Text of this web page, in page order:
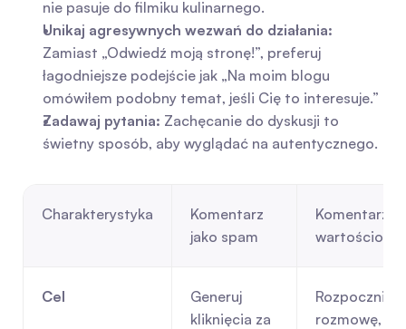
nie pasuje do filmiku kulinarnego.
Unikaj agresywnych wezwań do działania:
Zamiast „Odwiedź moją stronę!”, preferuj
łagodniejsze podejście jak „Na moim blogu
omówiłem podobny temat, jeśli Cię to interesuje.”
Zadawaj pytania: Zachęcanie do dyskusji to
świetny sposób, aby wyglądać na autentycznego.
Charakterystyka
Komentarz
jako spam
Komentarz
wartościowy
Cel
Generuj
kliknięcia za
Rozpocznij
rozmowę,